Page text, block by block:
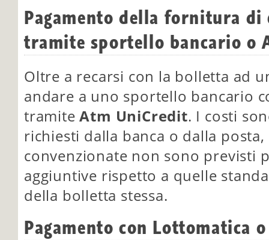
Pagamento della fornitura
tramite sportello bancario o
Oltre a recarsi con la bolletta ad
andare a uno sportello bancario
tramiteAtm UniCredit. I costi
richiesti dalla banca o dalla
convenzionate non sono previsti
aggiuntive rispetto a quelle
della bolletta stessa.
Pagamento con Lottomatica